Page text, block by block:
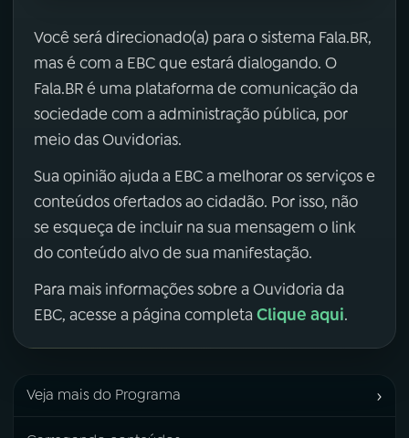
Você será direcionado(a) para o sistema Fala.BR,
mas é com a EBC que estará dialogando. O
Fala.BR é uma plataforma de comunicação da
sociedade com a administração pública, por
meio das Ouvidorias.
Sua opinião ajuda a EBC a melhorar os serviços e
conteúdos ofertados ao cidadão. Por isso, não
se esqueça de incluir na sua mensagem o link
do conteúdo alvo de sua manifestação.
Para mais informações sobre a Ouvidoria da
EBC, acesse a página completa Clique aqui.
Veja mais do Programa ›